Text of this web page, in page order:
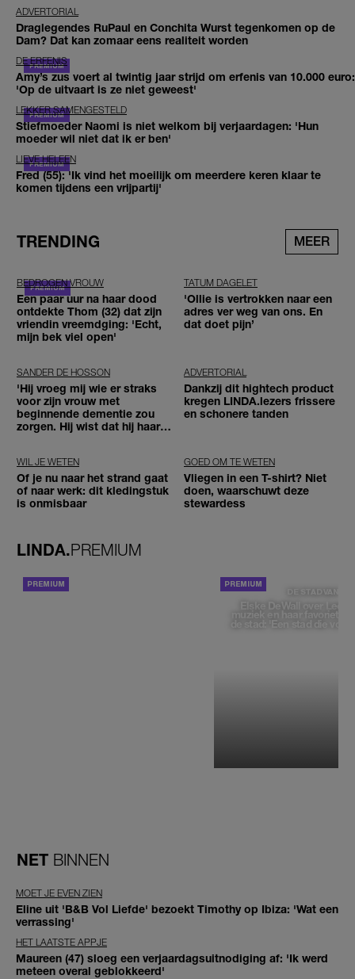
ADVERTORIAL
Draglegendes RuPaul en Conchita Wurst tegenkomen op de
Dam? Dat kan zomaar eens realiteit worden
DE ERFENIS
Amy’s zus voert al twintig jaar strijd om erfenis van 10.000 euro:
'Op de uitvaart is ze niet geweest'
LEKKER SAMENGESTELD
Stiefmoeder Naomi is niet welkom bij verjaardagen: 'Hun
moeder wil niet dat ik er ben'
LIEVE HELEEN
Fred (55): 'Ik vind het moeilijk om meerdere keren klaar te
komen tijdens een vrijpartij'
TRENDING MEER
BEDROGEN VROUW
Een paar uur na haar dood
ontdekte Thom (32) dat zijn
vriendin vreemdging: 'Echt,
mijn bek viel open'
TATUM DAGELET
'Ollie is vertrokken naar een
adres ver weg van ons. En
dat doet pijn’
SANDER DE HOSSON
'Hij vroeg mij wie er straks
voor zijn vrouw met
beginnende dementie zou
zorgen. Hij wist dat hij haar
ADVERTORIAL
Dankzij dit hightech product
kregen LINDA.lezers frissere
en schonere tanden
WIL JE WETEN
Of je nu naar het strand gaat
of naar werk: dit kledingstuk
is onmisbaar
GOED OM TE WETEN
Vliegen in een T-shirt? Niet
doen, waarschuwt deze
stewardess
LINDA.PREMIUM
DE STAD VAN
Elske DeWall over
muziek en haar favoriete
de stad: 'Een stad die
NET BINNEN
MOET JE EVEN ZIEN
Eline uit 'B&B Vol Liefde' bezoekt Timothy op Ibiza: 'Wat een
verrassing'
HET LAATSTE APPJE
Maureen (47) sloeg een verjaardagsuitnodiging af: 'Ik werd
meteen overal geblokkeerd'